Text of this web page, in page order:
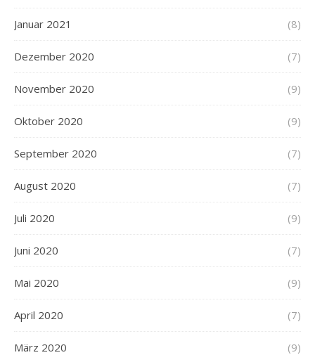
Januar 2021 (8)
Dezember 2020 (7)
November 2020 (9)
Oktober 2020 (9)
September 2020 (7)
August 2020 (7)
Juli 2020 (9)
Juni 2020 (7)
Mai 2020 (9)
April 2020 (7)
März 2020 (9)